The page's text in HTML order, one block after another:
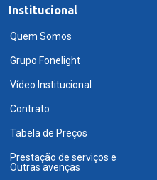
Institucional
Quem Somos
Grupo Fonelight
Vídeo Institucional
Contrato
Tabela de Preços
Prestação de serviços e
Outras avenças